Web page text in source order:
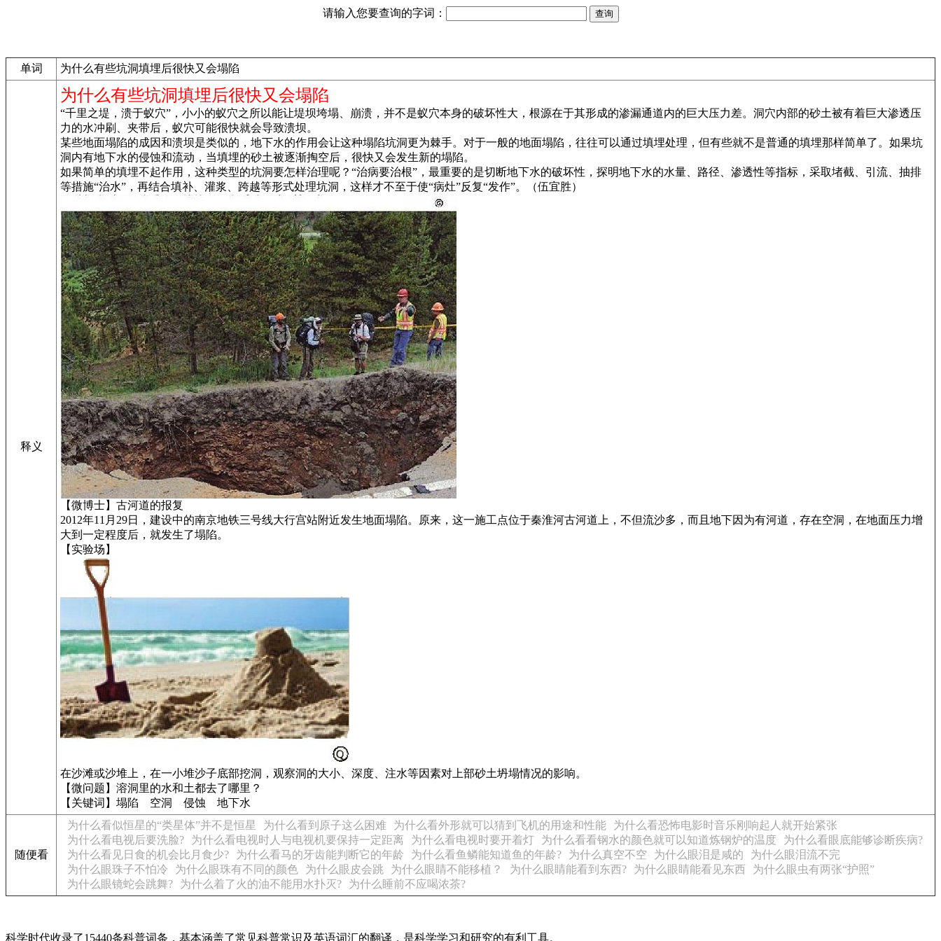
请输入您要查询的字词：
单词 为什么有些坑洞填埋后很快又会塌陷
释义
为什么有些坑洞填埋后很快又会塌陷
“千里之堤，溃于蚁穴”，小小的蚁穴之所以能让堤坝垮塌、崩溃，并不是蚁穴本身的破坏性大，根源在于其形成的渗漏通道内的巨大压力差。洞穴内部的砂土被有着巨大渗透压
力的水冲刷、夹带后，蚁穴可能很快就会导致溃坝。
某些地面塌陷的成因和溃坝是类似的，地下水的作用会让这种塌陷坑洞更为棘手。对于一般的地面塌陷，往往可以通过填埋处理，但有些就不是普通的填埋那样简单了。如果坑
洞内有地下水的侵蚀和流动，当填埋的砂土被逐渐掏空后，很快又会发生新的塌陷。
如果简单的填埋不起作用，这种类型的坑洞要怎样治理呢？“治病要治根”，最重要的是切断地下水的破坏性，探明地下水的水量、路径、渗透性等指标，采取堵截、引流、抽排
等措施“治水”，再结合填补、灌浆、跨越等形式处理坑洞，这样才不至于使“病灶”反复“发作”。（伍宜胜）
【微博士】古河道的报复
2012年11月29日，建设中的南京地铁三号线大行宫站附近发生地面塌陷。原来，这一施工点位于秦淮河古河道上，不但流沙多，而且地下因为有河道，存在空洞，在地面压力增
大到一定程度后，就发生了塌陷。
【实验场】
在沙滩或沙堆上，在一小堆沙子底部挖洞，观察洞的大小、深度、注水等因素对上部砂土坍塌情况的影响。
【微问题】溶洞里的水和土都去了哪里？
【关键词】塌陷 空洞 侵蚀 地下水
随便看
为什么看似恒星的“类星体”并不是恒星 为什么看到原子这么困难 为什么看外形就可以猜到飞机的用途和性能
为什么看恐怖电影时音乐刚响起人就开始紧张
为什么看电视后要洗脸?
为什么看电视时人与电视机要保持一定距离 为什么看电视时要开着灯 为什么看看钢水的颜色就可以知道炼钢炉的温度
为什么看眼底能够诊断疾病?
为什么看见日食的机会比月食少?
为什么看马的牙齿能判断它的年龄 为什么看鱼鳞能知道鱼的年龄? 为什么真空不空 为什么眼泪是咸的
为什么眼泪流不完
为什么眼珠子不怕冷
为什么眼珠有不同的颜色 为什么眼皮会跳 为什么眼睛不能移植？ 为什么眼睛能看到东西? 为什么眼睛能看见东西
为什么眼虫有两张“护照”
为什么眼镜蛇会跳舞?
为什么着了火的油不能用水扑灭? 为什么睡前不应喝浓茶?
科学时代收录了15440条科普词条，基本涵盖了常见科普常识及英语词汇的翻译，是科学学习和研究的有利工具。